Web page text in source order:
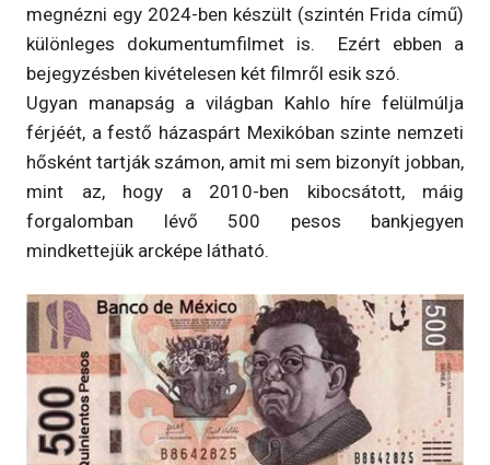
megnézni egy 2024-ben készült (szintén Frida című)
különleges dokumentumfilmet is. Ezért ebben a
bejegyzésben kivételesen két filmről esik szó.
Ugyan manapság a világban Kahlo híre felülmúlja
férjéét, a festő házaspárt Mexikóban szinte nemzeti
hősként tartják számon, amit mi sem bizonyít jobban,
mint az, hogy a 2010-ben kibocsátott, máig
forgalomban lévő 500 pesos bankjegyen
mindkettejük arcképe látható.